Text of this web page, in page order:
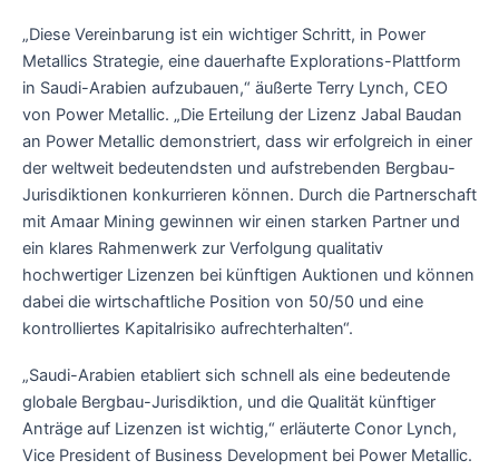
„Diese Vereinbarung ist ein wichtiger Schritt, in Power
Metallics Strategie, eine dauerhafte Explorations-Plattform
in Saudi-Arabien aufzubauen,“ äußerte Terry Lynch, CEO
von Power Metallic. „Die Erteilung der Lizenz Jabal Baudan
an Power Metallic demonstriert, dass wir erfolgreich in einer
der weltweit bedeutendsten und aufstrebenden Bergbau-
Jurisdiktionen konkurrieren können. Durch die Partnerschaft
mit Amaar Mining gewinnen wir einen starken Partner und
ein klares Rahmenwerk zur Verfolgung qualitativ
hochwertiger Lizenzen bei künftigen Auktionen und können
dabei die wirtschaftliche Position von 50/50 und eine
kontrolliertes Kapitalrisiko aufrechterhalten“.
„Saudi-Arabien etabliert sich schnell als eine bedeutende
globale Bergbau-Jurisdiktion, und die Qualität künftiger
Anträge auf Lizenzen ist wichtig,“ erläuterte Conor Lynch,
Vice President of Business Development bei Power Metallic.